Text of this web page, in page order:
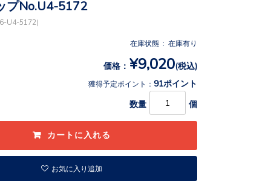
プNo.U4-5172
U4-5172)
在庫状態 : 在庫有り
価格： ¥9,020(税込)
獲得予定ポイント： 91ポイント
数量 個
お気に入り追加